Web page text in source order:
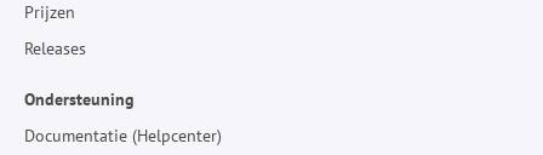
Prijzen
Releases
Ondersteuning
Documentatie (Helpcenter)